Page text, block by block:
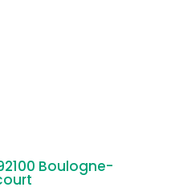
Boulogne-